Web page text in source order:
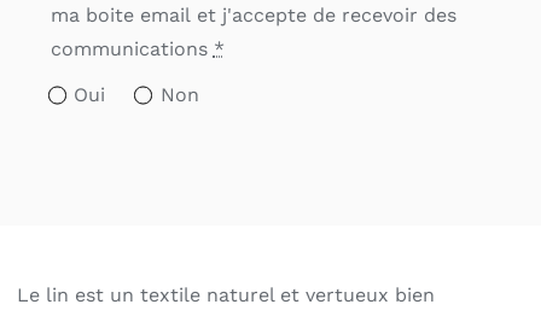
ma boite email et j'accepte de recevoir des
communications *
Oui Non
Le lin est un textile naturel et vertueux bien